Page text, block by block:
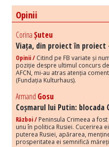
Opinii
CorinaȘuteu
Viața, din proiect în proiect
Opinii / Citind pe FB variate și
poziție despre ultimul concurs
AFCN, mi-au atras atenția
(Fundația Kulturhaus).
Armand Gosu
Coșmarul lui Putin: blocada
Război / Peninsula Crimeea a
unu în politica Rusiei. Cucerirea
puterea Rusiei, apărarea,
prosperitatea ei semnifică